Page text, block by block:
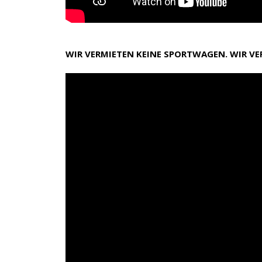
WIR VERMIETEN KEINE SPORTWAGEN. WIR